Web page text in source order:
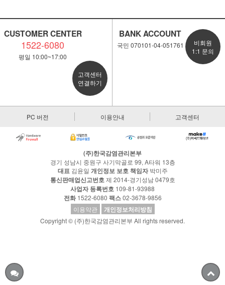
CUSTOMER CENTER
1522-6080
평일 10:00~17:00
고객센터
연결하기
BANK ACCOUNT
국민 070101-04-051761
비회원
1:1 문의
PC 버전 이용안내 고객센터
(주)한국감염관리본부
경기 성남시 중원구 사기막골로 99, A타워 13층
대표 김윤일 개인정보 보호 책임자박미주
통신판매업신고번호 제 2014-경기성남 0479호
사업자 등록번호 109-81-93988
전화1522-6080 팩스02-3678-9856
이용약관
개인정보처리방침
Copyright © (주)한국감염관리본부 All rights reserved.